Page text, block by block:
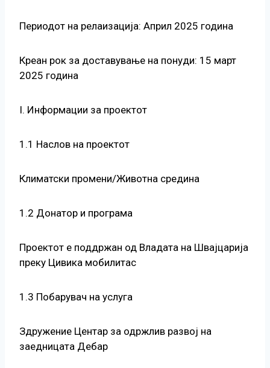
Периодот на релаизација: Април 2025 година
Креан рок за доставување на понуди: 15 март
2025 година
I. Информации за проектот
1.1 Наслов на проектот
Климатски промени/Животна средина
1.2 Донатор и програма
Проектот е поддржан од Владата на Швајцарија
преку Цивика мобилитас
1.3 Побарувач на услуга
Здружение Центар за одржлив развој на
заедницата Дебар